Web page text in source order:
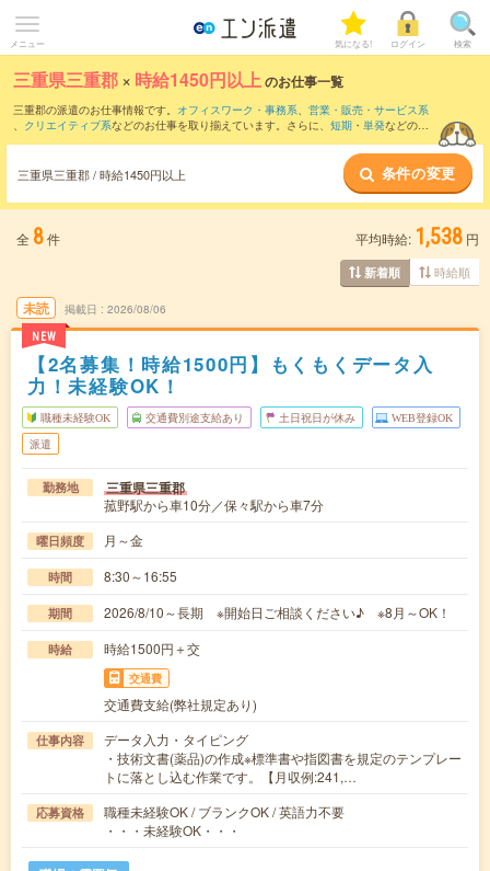
メニュー 気になる! ログイン 検索
三重県三重郡 × 時給1450円以上のお仕事一覧
三重郡の派遣のお仕事情報です。 オフィスワーク・事務系、 営業・販売・サービス系
、 クリエイティブ系などのお仕事を取り揃えています。さらに、 短期 ・ 単発などの期
三重県三重郡 / 時給1450円以上 条件の変更
全 8件 平均時給: 1,538 円
新着順 時給順
未読
NEW
掲載日 2026/08/06
【2名募集！時給1500円】もくもくデータ入
力！未経験OK！
職種未経験OK 交通費別途支給あり 土日祝日が休み WEB登録OK
派遣
勤務地 三重県三重郡
菰野駅から車10分／保々駅から車7分
曜日頻度 月～金
時間 8:30～16:55
期間 2026/8/10～長期 ※開始日ご相談ください♪ ※8月～OK！
時給 時給1500円＋交
交通費
交通費支給(弊社規定あり)
仕事内容
データ入力・タイピング
・技術文書(薬品)の作成※標準書や指図書を規定のテンプレー
トに落とし込む作業です。【月収例:241,…
応募資格
職種未経験OK / ブランクOK / 英語力不要
・・・未経験OK・・・